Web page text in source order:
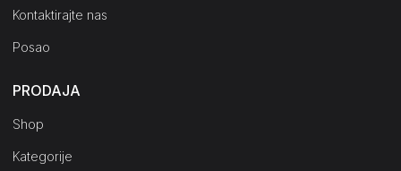
Kontaktirajte nas
Posao
PRODAJA
Shop
Kategorije